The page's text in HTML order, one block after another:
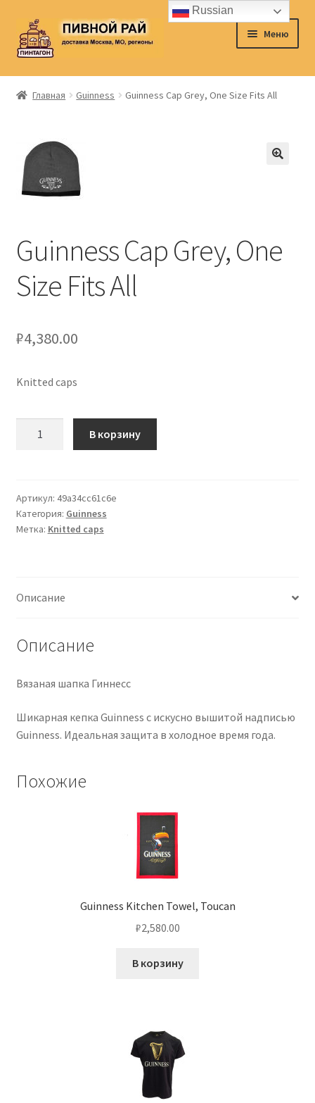
Перейти
к
навигации
Перейти
к
содержимому
Меню
Главная
Доставка
Заказ
Корзина
О нас
Сигары
Главная Guinness Guinness Cap Grey, One Size Fits All
Guinness Cap Grey, One
Size Fits All
₽4,380.00
Knitted caps
Grey,
One
Size
В корзину
Артикул: 49a34cc61c6e
Категория: Guinness
Метка: Knitted caps
Описание
Описание
Вязаная шапка Гиннесс
Шикарная кепка Guinness с искусно вышитой надписью
Guinness. Идеальная защита в холодное время года.
Похожие
Guinness Kitchen Towel, Toucan
₽2,580.00
В корзину
Russian